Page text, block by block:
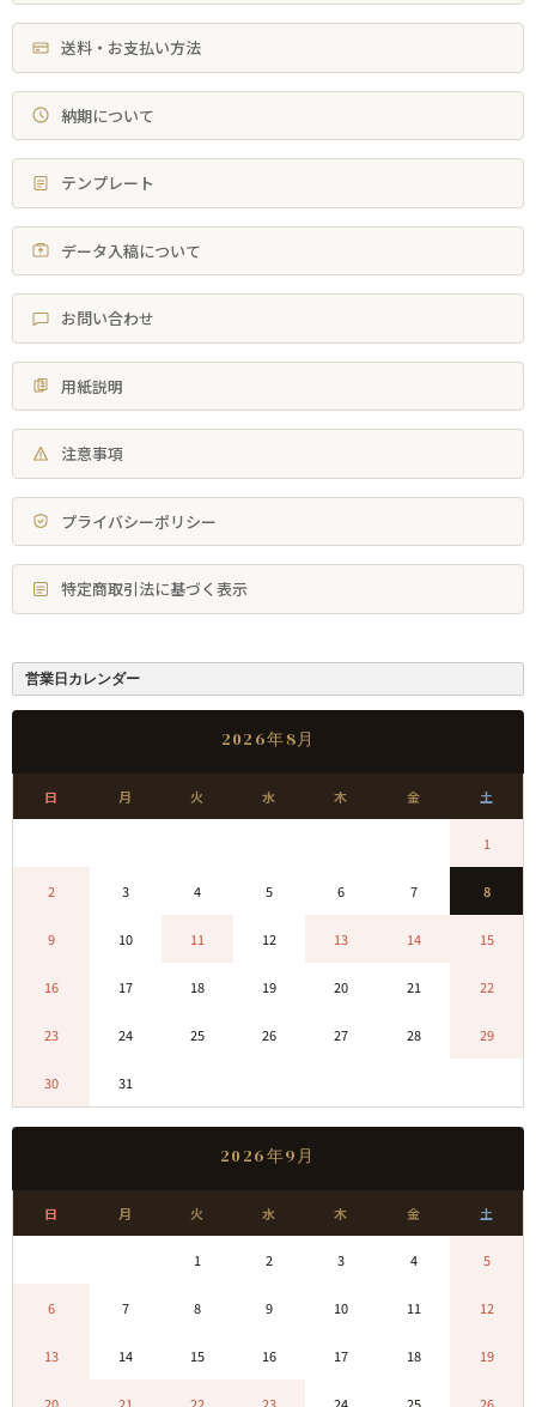
送料・お支払い方法
納期について
テンプレート
データ入稿について
お問い合わせ
用紙説明
注意事項
プライバシーポリシー
特定商取引法に基づく表示
営業日カレンダー
2026年8月
日 月 火 水 木 金 土
1
2 3 4 5 6 7 8
9 10 11 12 13 14 15
16 17 18 19 20 21 22
23 24 25 26 27 28 29
30 31
2026年9月
日 月 火 水 木 金 土
1 2 3 4 5
6 7 8 9 10 11 12
13 14 15 16 17 18 19
20 21 22 23 24 25 26